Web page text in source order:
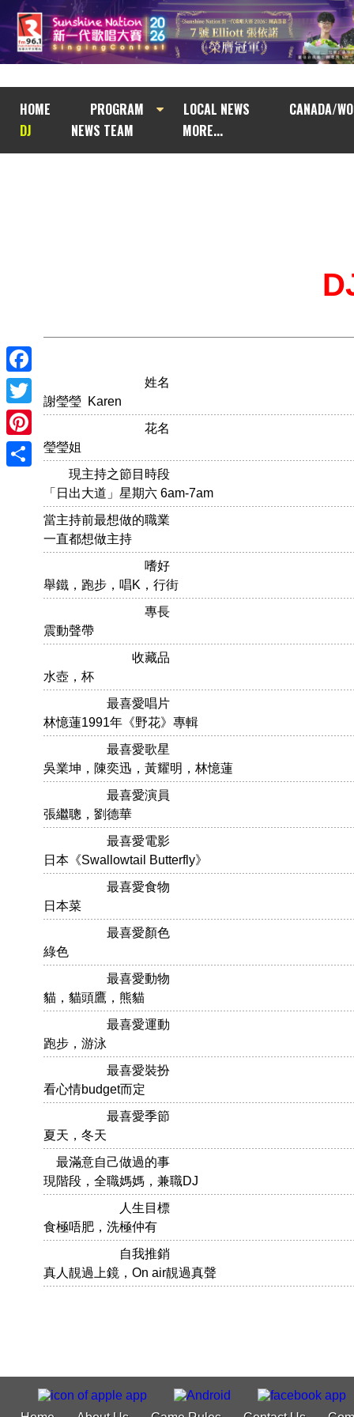
HOME PROGRAM LOCAL NEWS
CANADA/
DJ
NEWS TEAM MORE...
Facebook
Twitter
Pinterest
姓名
謝瑩瑩 Karen
花名
瑩瑩姐
現主持之節目時段
「日出大道」星期六 6am-7am
當主持前最想做的職業
一直都想做主持
嗜好
舉鐵，跑步，唱K，行街
專長
震動聲帶
收藏品
水壺，杯
最喜愛唱片
林憶蓮1991年《野花》專輯
最喜愛歌星
吳業坤，陳奕迅，黃耀明，林憶蓮
最喜愛演員
張繼聰，劉德華
最喜愛電影
日本《Swallowtail Butterfly》
最喜愛食物
日本菜
最喜愛顏色
綠色
最喜愛動物
貓，貓頭鷹，熊貓
最喜愛運動
跑步，游泳
最喜愛裝扮
看心情budget而定
最喜愛季節
夏天，冬天
最滿意自己做過的事
現階段，全職媽媽，兼職DJ
人生目標
食極唔肥，洗極仲有
自我推銷
真人靚過上鏡，On air靚過真聲